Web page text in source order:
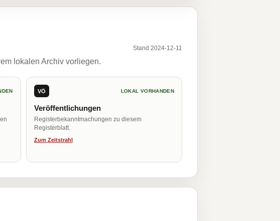
Stand 2024-12-11
lokalen Archiv vorliegen.
VÖ LOKAL VORHANDEN
Veröffentlichungen
Registerbekanntmachungen zu diesem
Registerblatt.
Zum Zeitstrahl